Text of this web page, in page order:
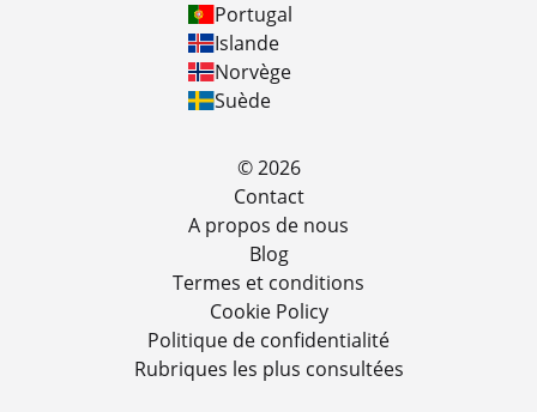
Portugal
Islande
Norvège
Suède
© 2026
Contact
A propos de nous
Blog
Termes et conditions
Cookie Policy
Politique de confidentialité
Rubriques les plus consultées